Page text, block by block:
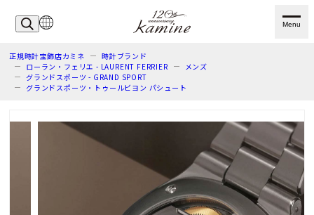
Menu
正規時計宝飾店カミネ
時計ブランド
ローラン・フェリエ - LAURENT FERRIER
メンズ
グランドスポーツ - GRAND SPORT
グランドスポーツ・トゥールビヨン パシュート